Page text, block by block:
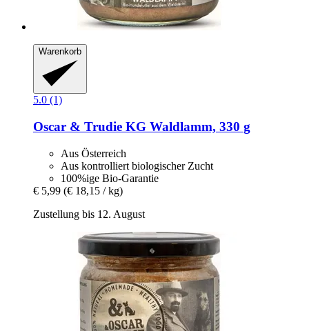
Warenkorb
5.0 (1)
Oscar & Trudie KG Waldlamm, 330 g
Aus Österreich
Aus kontrolliert biologischer Zucht
100%ige Bio-Garantie
€ 5,99 (€ 18,15 / kg)
Zustellung bis 12. August